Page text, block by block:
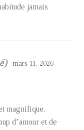
jamais
mars 11, 2026
magnifique.
d’amour et de